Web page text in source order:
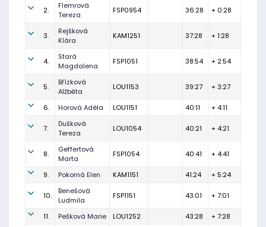
2.
Flemrová
Tereza
FSP0954 36:28 + 0:28
3.
Rejšková
Klára
KAM1251 37:28 + 1:28
4.
Stará
Magdalena
FSP1051 38:54 + 2:54
5.
Břízková
Alžběta
LOU1153 39:27 + 3:27
6. Horová Adéla LOU1151 40:11 + 4:11
7.
Dušková
Tereza
LOU1054 40:21 + 4:21
8.
Geffertová
Marta
FSP1054 40:41 + 4:41
9. Pokorná Elen KAM1151 41:24 + 5:24
10.
Benešová
Ludmila
FSP1151 43:01 + 7:01
11. Pešková Marie LOU1252 43:28 + 7:28